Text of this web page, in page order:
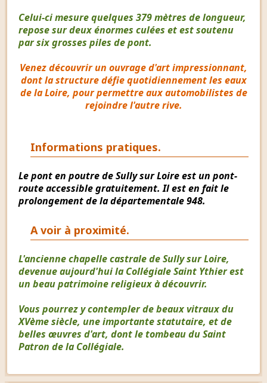
Celui-ci mesure quelques 379 mètres de longueur,
repose sur deux énormes culées et est soutenu
par six grosses piles de pont.
Venez découvrir un ouvrage d'art impressionnant,
dont la structure défie quotidiennement les eaux
de la Loire, pour permettre aux automobilistes de
rejoindre l'autre rive.
Informations pratiques.
Le pont en poutre de Sully sur Loire est un pont-
route accessible gratuitement. Il est en fait le
prolongement de la départementale 948.
A voir à proximité.
L'ancienne chapelle castrale de Sully sur Loire,
devenue aujourd'hui la Collégiale Saint Ythier est
un beau patrimoine religieux à découvrir.
Vous pourrez y contempler de beaux vitraux du
XVème siècle, une importante statutaire, et de
belles œuvres d'art, dont le tombeau du Saint
Patron de la Collégiale.